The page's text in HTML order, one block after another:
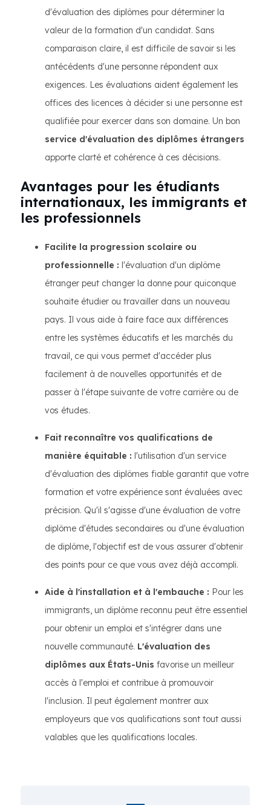
d'évaluation des diplômes pour déterminer la
valeur de la formation d'un candidat. Sans
comparaison claire, il est difficile de savoir si les
antécédents d'une personne répondent aux
exigences. Les évaluations aident également les
offices des licences à décider si une personne est
qualifiée pour exercer dans son domaine. Un bon
service d'évaluation des diplômes étrangers
apporte clarté et cohérence à ces décisions.
Avantages pour les étudiants
internationaux, les immigrants et
les professionnels
Facilite la progression scolaire ou
professionnelle : l'évaluation d'un diplôme
étranger peut changer la donne pour quiconque
souhaite étudier ou travailler dans un nouveau
pays. Il vous aide à faire face aux différences
entre les systèmes éducatifs et les marchés du
travail, ce qui vous permet d'accéder plus
facilement à de nouvelles opportunités et de
passer à l'étape suivante de votre carrière ou de
vos études.
Fait reconnaître vos qualifications de
manière équitable : l'utilisation d'un service
d'évaluation des diplômes fiable garantit que votre
formation et votre expérience sont évaluées avec
précision. Qu'il s'agisse d'une évaluation de votre
diplôme d'études secondaires ou d'une évaluation
de diplôme, l'objectif est de vous assurer d'obtenir
des points pour ce que vous avez déjà accompli.
Aide à l'installation et à l'embauche : Pour les
immigrants, un diplôme reconnu peut être essentiel
pour obtenir un emploi et s'intégrer dans une
nouvelle communauté. L'évaluation des
diplômes aux États-Unis favorise un meilleur
accès à l'emploi et contribue à promouvoir
l'inclusion. Il peut également montrer aux
employeurs que vos qualifications sont tout aussi
valables que les qualifications locales.